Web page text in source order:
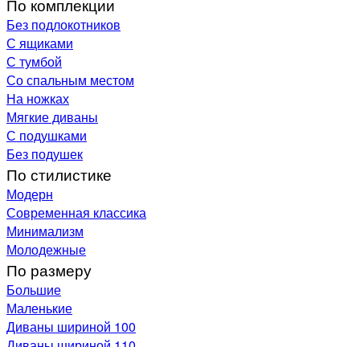
По комплекции
Без подлокотников
С ящиками
С тумбой
Со спальным местом
На ножках
Мягкие диваны
С подушками
Без подушек
По стилистике
Модерн
Современная классика
Минимализм
Молодежные
По размеру
Большие
Маленькие
Диваны шириной 100